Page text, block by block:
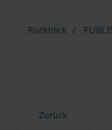
Rückblick
Vorheriger
Zurück